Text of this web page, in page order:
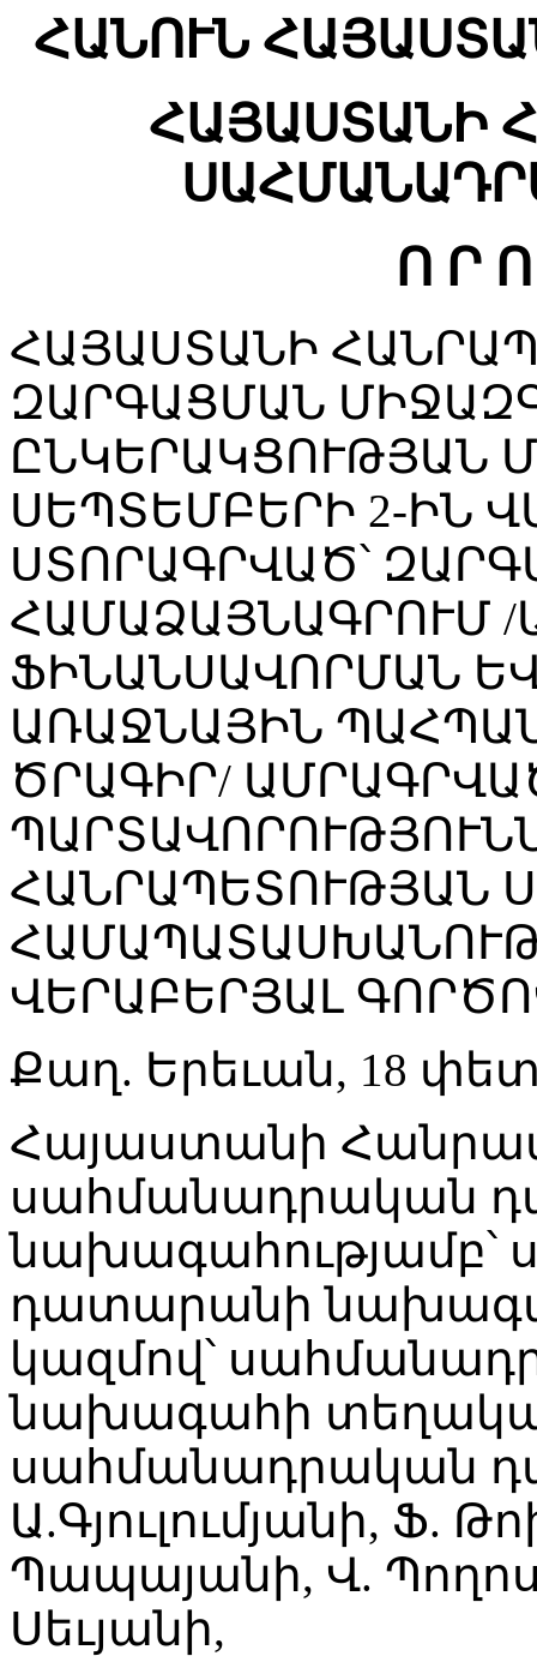
ՀԱՆՈՒՆ
ՀԱՅԱՍՏԱՆԻ
Ո Ր
ՀԱՅԱՍՏԱՆԻ
ԶԱՐԳԱՑՄԱՆ
ԸՆԿԵՐԱԿՑՈՒԹՅԱՆ
ՍԵՊՏԵՄԲԵՐԻ 2-ԻՆ
ՍՏՈՐԱԳՐՎԱԾ՝
ՀԱՄԱՁԱՅՆԱԳՐՈՒՄ
ՖԻՆԱՆՍԱՎՈՐՄԱՆ
ԱՌԱՋՆԱՅԻՆ
ԾՐԱԳԻՐ/
ՀԱՆՐԱՊԵՏՈՒԹՅԱՆ
ՎԵՐԱԲԵՐՅԱԼ
Քաղ. Երեւան, 18
Հայաստանի
սահմանադրական
դատարանի
կազմով՝
նախագահի
սահմանադրական
Ա.Գյուլումյանի, Ֆ.
Պապայանի, Վ.
Սեւյանի,